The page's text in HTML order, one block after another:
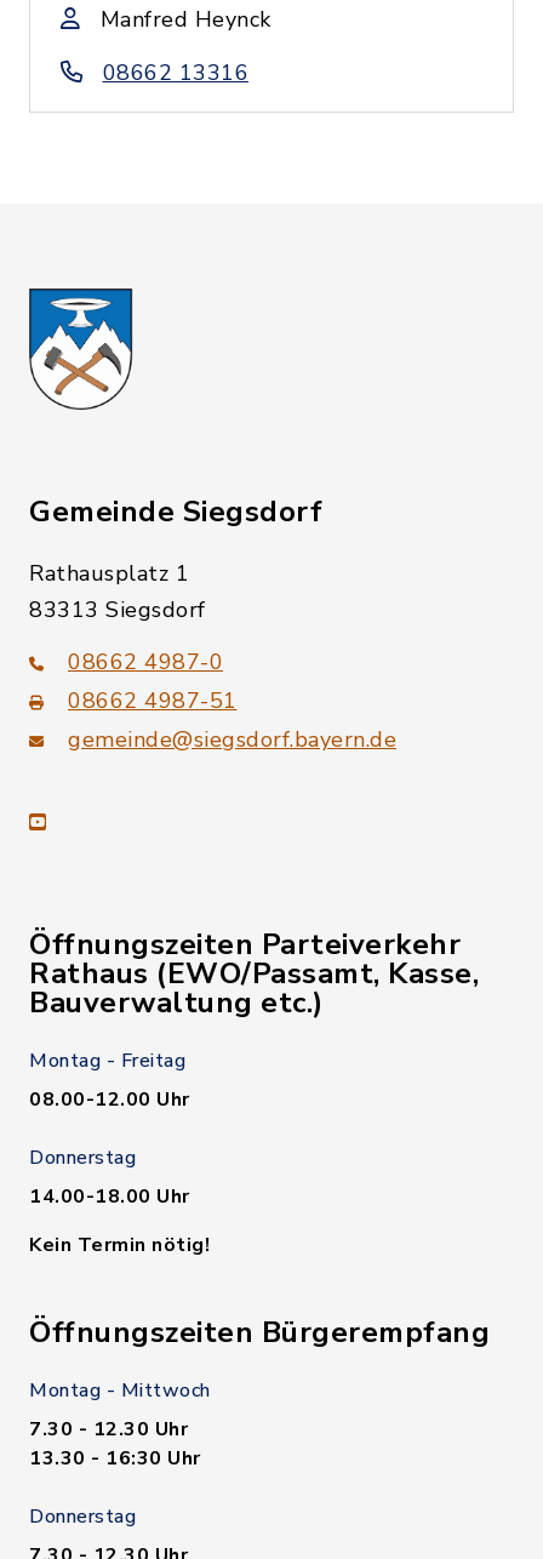
Manfred Heynck
08662 13316
Gemeinde Siegsdorf
Rathausplatz 1
83313 Siegsdorf
08662 4987-0
08662 4987-51
gemeinde@siegsdorf.bayern.de
youtube
Öffnungszeiten Parteiverkehr
Rathaus (EWO/Passamt, Kasse,
Bauverwaltung etc.)
Montag - Freitag
08.00-12.00 Uhr
Donnerstag
14.00-18.00 Uhr
Kein Termin nötig!
Öffnungszeiten Bürgerempfang
Montag - Mittwoch
7.30 - 12.30 Uhr
13.30 - 16:30 Uhr
Donnerstag